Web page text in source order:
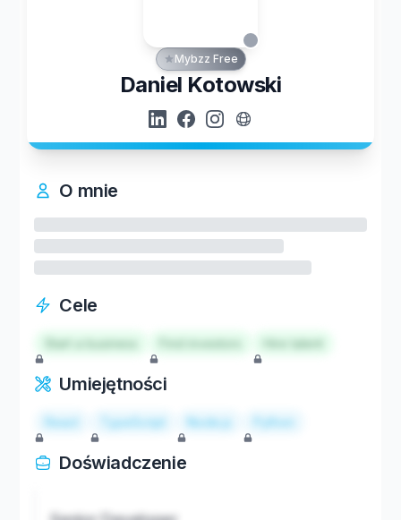
Mybzz Free
Daniel Kotowski
O mnie
Cele
Start a business Hire talent
Umiejętności
React TypeScript Node.js Python
Doświadczenie